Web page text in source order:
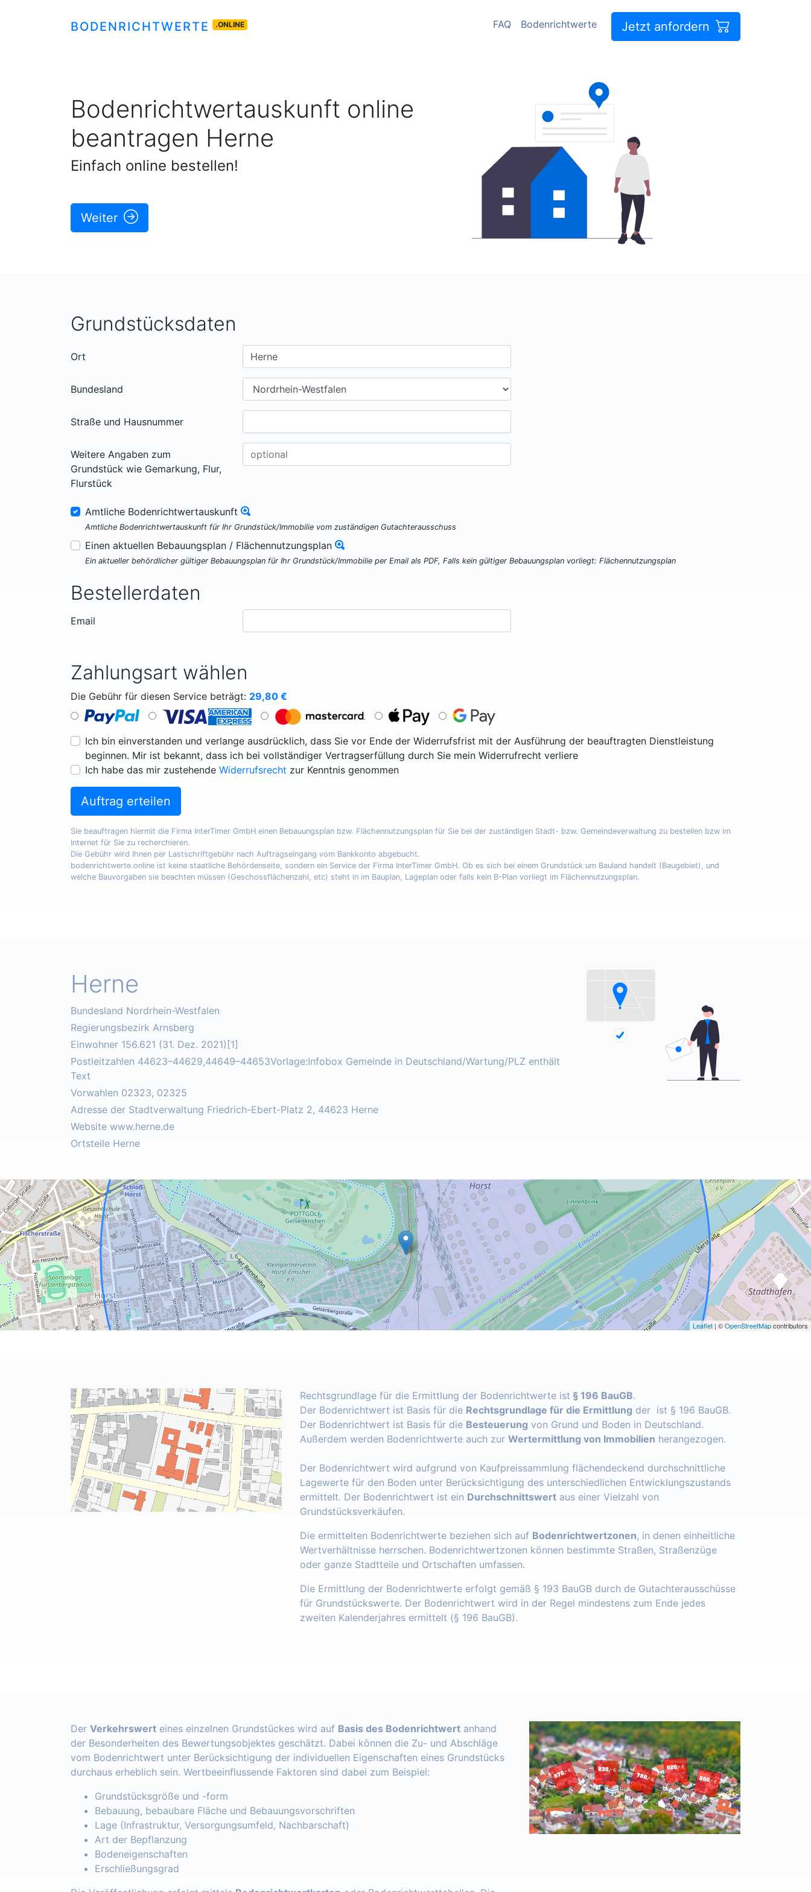
BODENRICHTWERTE .ONLINE FAQ Bodenrichtwerte Jetzt anfordern
Bodenrichtwertauskunft online
beantragen Herne
Einfach online bestellen!
Weiter
Grundstücksdaten
Ort
Bundesland
Straße und Hausnummer
Weitere Angaben zum
Grundstück wie Gemarkung, Flur,
Flurstück
Amtliche Bodenrichtwertauskunft
Amtliche Bodenrichtwertauskunft für Ihr Grundstück/Immobilie vom zuständigen Gutachterausschuss
Einen aktuellen Bebauungsplan / Flächennutzungsplan
Ein aktueller behördlicher gültiger Bebauungsplan für Ihr Grundstück/Immobilie per Email als PDF, Falls kein gültiger Bebauungsplan vorliegt: Flächennutzungsplan
Bestellerdaten
Email
Zahlungsart wählen
Die Gebühr für diesen Service beträgt: 29,80 €
Ich bin einverstanden und verlange ausdrücklich, dass Sie vor Ende der Widerrufsfrist mit der Ausführung der beauftragten Dienstleistung
beginnen. Mir ist bekannt, dass ich bei vollständiger Vertragserfüllung durch Sie mein Widerrufrecht verliere
Ich habe das mir zustehende Widerrufsrecht zur Kenntnis genommen
Auftrag erteilen
Sie beauftragen hiermit die Firma InterTimer GmbH einen Bebauungsplan bzw. Flächennutzungsplan für Sie bei der zuständigen Stadt- bzw. Gemeindeverwaltung zu bestellen bzw im
Internet für Sie zu recherchieren.
Die Gebühr wird Ihnen per Lastschriftgebühr nach Auftragseingang vom Bankkonto abgebucht.
bodenrichtwerte.online ist keine staatliche Behördenseite, sondern ein Service der Firma InterTimer GmbH. Ob es sich bei einem Grundstück um Bauland handelt (Baugebiet), und
welche Bauvorgaben sie beachten müssen (Geschossflächenzahl, etc) steht in im Bauplan, Lageplan oder falls kein B-Plan vorliegt im Flächennutzungsplan.
Herne
Bundesland Nordrhein-Westfalen
Regierungsbezirk Arnsberg
Einwohner 156.621 (31. Dez. 2021)[1]
Postleitzahlen 44623–44629,44649–44653Vorlage:Infobox Gemeinde in Deutschland/Wartung/PLZ enthält
Text
Vorwahlen 02323, 02325
Adresse der Stadtverwaltung Friedrich-Ebert-Platz 2, 44623 Herne
Website www.herne.de
Ortsteile Herne
Leaflet | ©OpenStreetMapcontributors
Rechtsgrundlage für die Ermittlung der Bodenrichtwerte ist § 196 BauGB.
Der Bodenrichtwert ist Basis für die Rechtsgrundlage für die Ermittlung der ist § 196 BauGB.
Der Bodenrichtwert ist Basis für die Besteuerung von Grund und Boden in Deutschland.
Außerdem werden Bodenrichtwerte auch zur Wertermittlung von Immobilien herangezogen.
Der Bodenrichtwert wird aufgrund von Kaufpreissammlung flächendeckend durchschnittliche
Lagewerte für den Boden unter Berücksichtigung des unterschiedlichen Entwicklungszustands
ermittelt. Der Bodenrichtwert ist ein Durchschnittswert aus einer Vielzahl von
Grundstücksverkäufen.
Die ermittelten Bodenrichtwerte beziehen sich auf Bodenrichtwertzonen, in denen einheitliche
Wertverhältnisse herrschen. Bodenrichtwertzonen können bestimmte Straßen, Straßenzüge
oder ganze Stadtteile und Ortschaften umfassen.
Die Ermittlung der Bodenrichtwerte erfolgt gemäß § 193 BauGB durch de Gutachterausschüsse
für Grundstückswerte. Der Bodenrichtwert wird in der Regel mindestens zum Ende jedes
zweiten Kalenderjahres ermittelt (§ 196 BauGB).
Der Verkehrswert eines einzelnen Grundstückes wird auf Basis des Bodenrichtwert anhand
der Besonderheiten des Bewertungsobjektes geschätzt. Dabei können die Zu- und Abschläge
vom Bodenrichtwert unter Berücksichtigung der individuellen Eigenschaften eines Grundstücks
durchaus erheblich sein. Wertbeeinflussende Faktoren sind dabei zum Beispiel:
Grundstücksgröße und -form
Bebauung, bebaubare Fläche und Bebauungsvorschriften
Lage (Infrastruktur, Versorgungsumfeld, Nachbarschaft)
Art der Bepflanzung
Bodeneigenschaften
Erschließungsgrad